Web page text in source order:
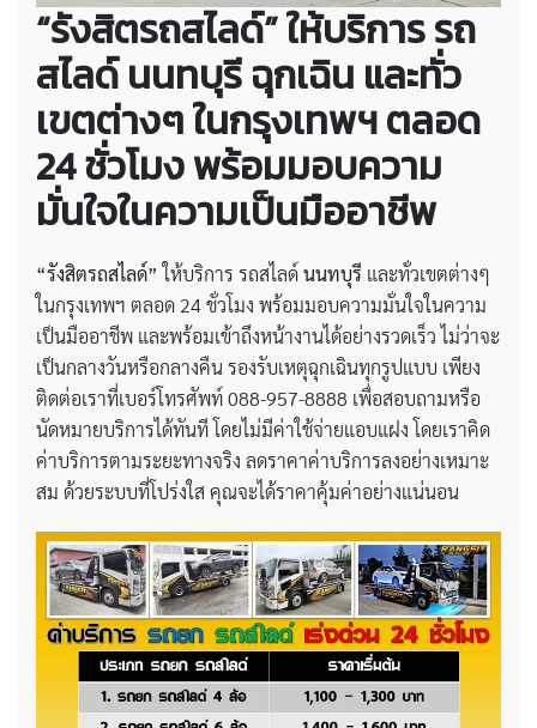
“รังสิตรถสไลด์” ให้บริการรถ
สไลด์ นนทบุรี ฉุกเฉิน และทั่ว
เขตต่างๆ ในกรุงเทพฯ ตลอด
24 ชั่วโมง พร้อมมอบความ
มั่นใจในความเป็นมืออาชีพ
“รังสิตรถสไลด์” ให้บริการ รถสไลด์นนทบุรี และทั่วเขตต่างๆ
ในกรุงเทพฯ ตลอด 24 ชั่วโมง พร้อมมอบความมั่นใจในความ
เป็นมืออาชีพ และพร้อมเข้าถึงหน้างานได้อย่างรวดเร็ว ไม่ว่าจะ
เป็นกลางวันหรือกลางคืน รองรับเหตุฉุกเฉินทุกรูปแบบ เพียง
ติดต่อเราที่เบอร์โทรศัพท์ 088-957-8888 เพื่อสอบถามหรือ
นัดหมายบริการได้ทันที โดยไม่มีค่าใช้จ่ายแอบแฝง โดยเราคิด
ค่าบริการตามระยะทางจริง ลดราคาค่าบริการลงอย่างเหมาะ
สม ด้วยระบบที่โปร่งใส คุณจะได้ราคาคุ้มค่าอย่างแน่นอน